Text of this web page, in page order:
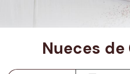
Nueces de